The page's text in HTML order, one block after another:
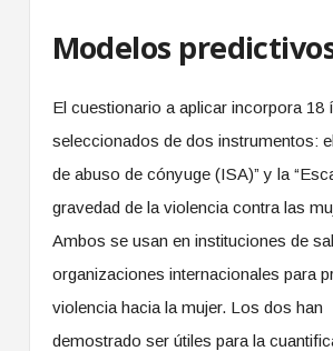
Modelos
El cuestionario a aplicar incorpora 18
seleccionados de dos instrumentos:
de abuso de cónyuge (ISA)” y la
gravedad de la violencia contra las
Ambos se usan en instituciones de
organizaciones internacionales para
violencia hacia la mujer. Los dos han
demostrado ser útiles para la